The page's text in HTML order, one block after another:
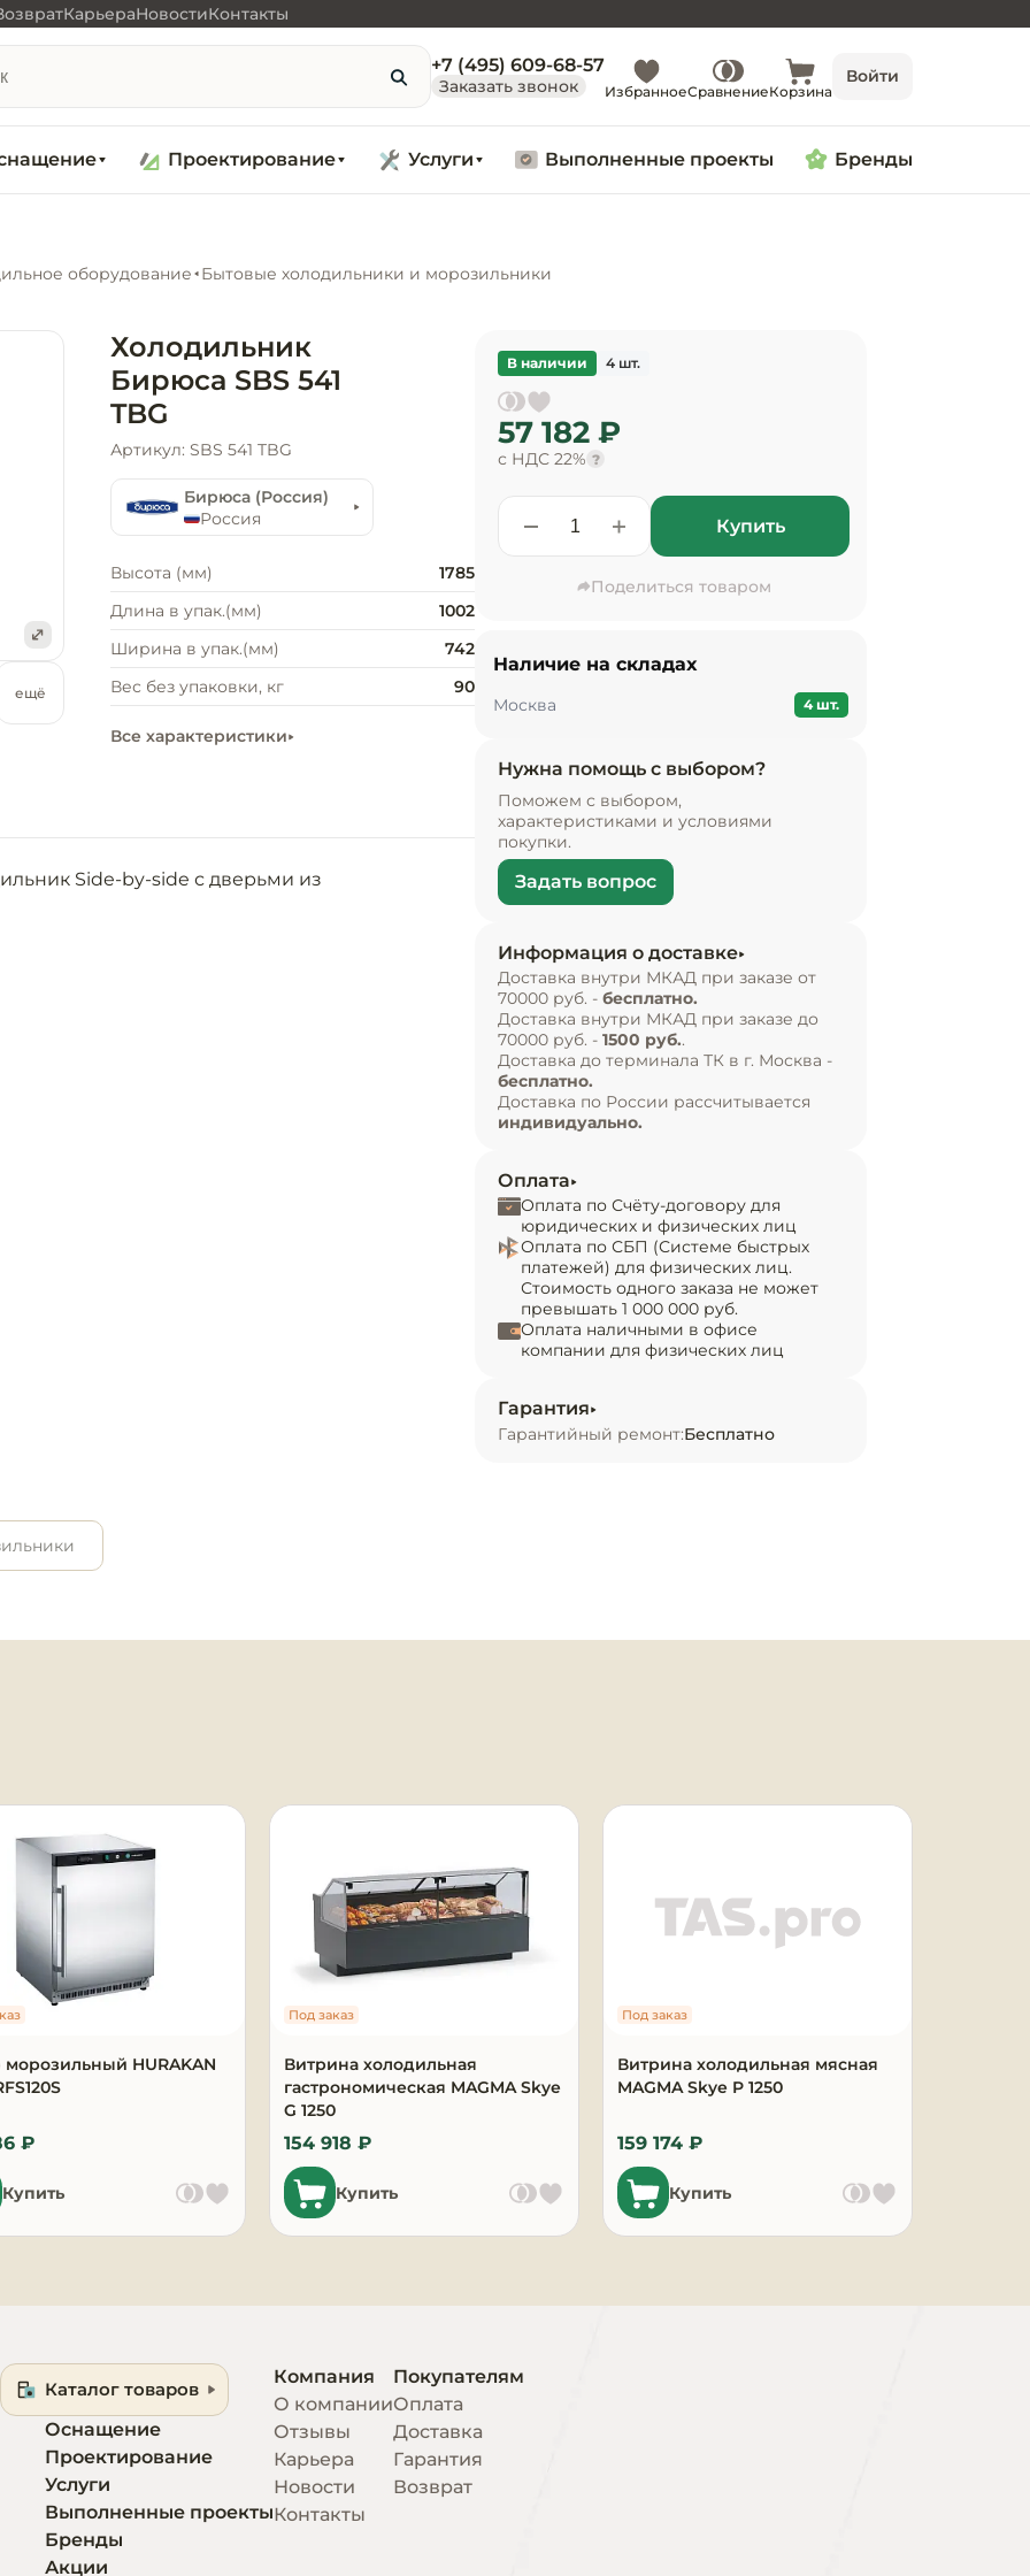
КарьераНовостиКонтакты
+7 (495) 609-68-57
Заказать звонок ИзбранноеСравнениеКорзина
Войти
Проектирование Услуги Выполненные проекты Бренды
оборудование Бытовые холодильники и морозильники
ещё
Холодильник
Бирюса SBS 541
TBG
Артикул: SBS 541 TBG
Бирюса (Россия)
Россия
Высота (мм)
1785
Длина в упак.(мм)
1002
Ширина в упак.(мм)
742
Вес без упаковки, кг
90
Все характеристики
Side-by-side с дверьми из
вентилятор
57 182 ₽
с НДС 22% ?
В наличии 4 шт.
Купить
Поделиться товаром
Наличие на складах
Москва 4 шт.
Нужна помощь с выбором?
Поможем с выбором,
характеристиками и условиями
покупки.
Задать вопрос
Информация о доставке
Доставка внутри МКАД при заказе от
70000 руб. - бесплатно.
Доставка внутри МКАД при заказе до
70000 руб. - 1500 руб..
Доставка до терминала ТК в г. Москва -
бесплатно.
Доставка по России рассчитывается
индивидуально.
Оплата
Оплата по Счёту-договору для
юридических и физических лиц
Оплата по СБП (Системе быстрых
платежей) для физических лиц.
Стоимость одного заказа не может
превышать 1 000 000 руб.
Оплата наличными в офисе
компании для физических лиц
Гарантия
Гарантийный ремонт:Бесплатно
HURAKAN
₽
Купить
Витрина холодильная
гастрономическая MAGMA Skye
G 1250
Под заказ
154 918 ₽
Купить
Витрина холодильная мясная
MAGMA Skye P 1250
Под заказ
159 174 ₽
Купить
Каталог товаров
Оснащение
Проектирование
Услуги
Выполненные проекты
Бренды
Акции
Компания
О компании
Отзывы
Карьера
Новости
Контакты
Покупателям
Оплата
Доставка
Гарантия
Возврат